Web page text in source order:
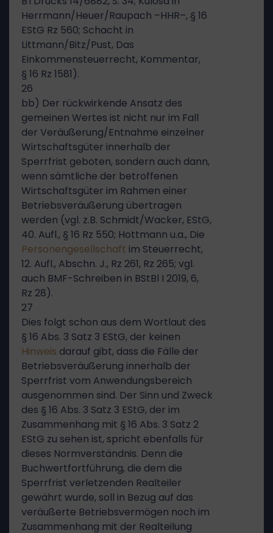
Herrmann/Heuer/Raupach –HHR–, § 16
EStG Rz 560; Schacht in
Littmann/Bitz/Pust, Das
Einkommensteuerrecht, Kommentar,
§ 16 Rz 1581).
26
bb) Der rückwirkende Ansatz des
gemeinen Wertes ist nicht nur im Fall
der Veräußerung/Entnahme einzelner
Wirtschaftsgüter innerhalb der
Sperrfrist geboten, sondern auch dann,
wenn sämtliche der betroffenen
Wirtschaftsgüter im Rahmen einer
Betriebsveräußerung übertragen
werden (vgl. z.B. Schmidt/Wacker, EStG,
40. Aufl., § 16 Rz 550; Hottmann u.a., Die
Personengesellschaft im Steuerrecht,
12. Aufl., Abschn. J., Rz 261, Rz 265; vgl.
auch BMF-Schreiben in BStBl I 2019, 6,
Rz 28).
27
Dies folgt schon aus dem Wortlaut des
§ 16 Abs. 3 Satz 3 EStG, der keinen
Hinweis darauf gibt, dass die Fälle der
Betriebsveräußerung innerhalb der
Sperrfrist vom Anwendungsbereich
ausgenommen sind. Der Sinn und Zweck
des § 16 Abs. 3 Satz 3 EStG, der im
Zusammenhang mit § 16 Abs. 3 Satz 2
EStG zu sehen ist, spricht ebenfalls für
dieses Normverständnis. Denn die
Buchwertfortführung, die dem die
Sperrfrist verletzenden Realteiler
gewährt wurde, soll in Bezug auf das
veräußerte Betriebsvermögen noch im
Zusammenhang mit der Realteilung